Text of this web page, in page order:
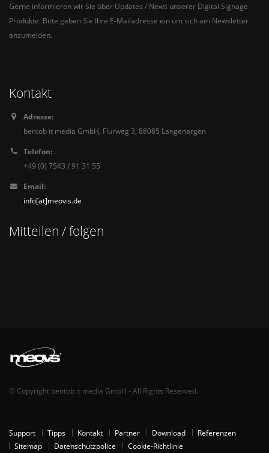
Gerne informieren wir Sie über Updates / News unserer Digital Signage
Produkte. Bitte geben Sie Ihre E-Mailadresse ein um sich am Newsletter
anzumelden.
Kontakt
Adresse:
bentob it media GmbH, Flurweg 3, 88085 Langenargen
Telefon:
+49 (0) 7543 / 91 31 55
Email:
info[at]meovis.de
Mitteilen / folgen
© Copyright bentob it media GmbH - All Rights Reserved.
Support Tipps Kontakt Partner Download
Referenzen
Sitemap
Datenschutzpolice
Cookie-Richtlinie